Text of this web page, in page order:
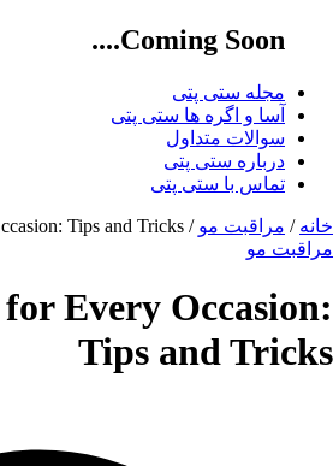
Coming Soon....
مجله ستی پتی
آسا و اگره ها ستی پتی
سوالات متداول
درباره ستی پتی
تماس با ستی پتی
خانه / مراقبت مو / Makeup for Every Occasion: Tips and Tricks
مراقبت مو
Every Occasion:
Tips and Tricks